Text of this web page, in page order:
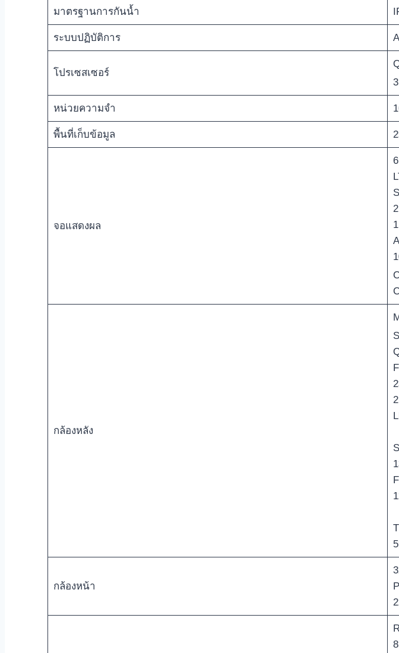
มาตรฐานการกันน้ำ
ระบบปฏิบัติการ
โปรเซสเซอร์
หน่วยความจำ
พื้นที่เก็บข้อมูล
จอแสดงผล
กล้องหลัง
กล้องหน้า